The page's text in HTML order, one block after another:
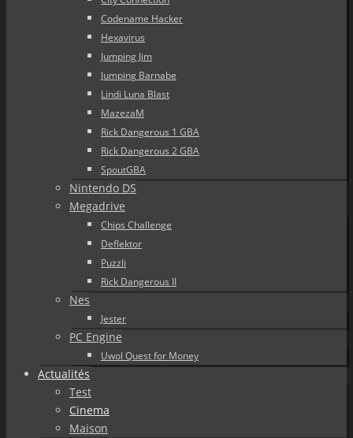
Codename Hacker
Hexavirus
Jumping Jim
Jumping Barnabe
Lindi Luna Blast
MazezaM
Rick Dangerous 1 GBA
Rick Dangerous 2 GBA
SpoutGBA
Nintendo DS
Megadrive
Chips Challenge
Deflektor
Puzzli
Rick Dangerous II
Nes
Jester
PC Engine
Uwol Quest for Money
Actualités
Test
Cinema
Maison